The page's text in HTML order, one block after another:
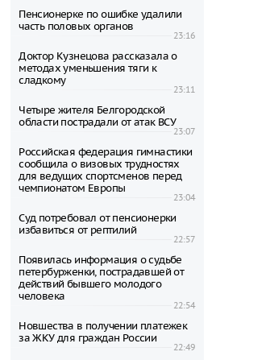
Пенсионерке по ошибке удалили
часть половых органов
23:16
Доктор Кузнецова рассказала о
методах уменьшения тяги к
сладкому
23:11
Четыре жителя Белгородской
области пострадали от атак ВСУ
23:07
Российская федерация гимнастики
сообщила о визовых трудностях
для ведущих спортсменов перед
чемпионатом Европы
23:04
Суд потребовал от пенсионерки
избавиться от рептилий
22:57
Появилась информация о судьбе
петербурженки, пострадавшей от
действий бывшего молодого
человека
22:54
Новшества в получении платежек
за ЖКУ для граждан России
22:49